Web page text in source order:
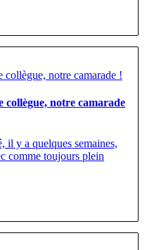
notre camarade
il y a quelques semaines,
comme toujours plein